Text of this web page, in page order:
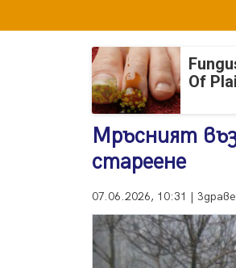
Of
Мръсният
стареене
07.06.2026, 10:31 | Здраве